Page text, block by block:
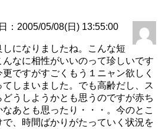
：2005/05/08(日) 13:55:00
しになりましたね。こんな短
なに相性がいいのって珍しいです
ですがすごくもう１ニャン欲しく
しまいました。でも高齢だし、ス
どうしようかとも思うのですが赤ち
あとも思ったり・・・。今のとこ
、時間ばかりがたっていく状況を